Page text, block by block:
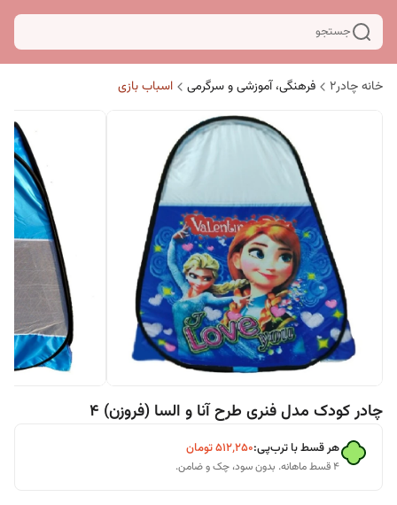
جستجو
خانه چادر۲ فرهنگی، آموزشی و سرگرمی اسباب بازی
چادر کودک مدل فنری طرح آنا و السا (فروزن) 4
هر قسط با ترب‌پی:۵۱۲٬۲۵۰تومان
۴ قسط ماهانه. بدون سود، چک و ضامن.